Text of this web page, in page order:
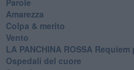
Amarezza
Colpa & merito
Vento
​LA PANCHINA ROSSA
Ospedali del cuore